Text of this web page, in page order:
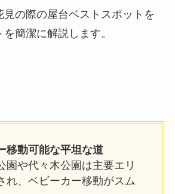
の際の屋台ベストスポットを
簡潔に解説します。
移動可能な平坦な道
園や代々木公園は主要エリ
れ、ベビーカー移動がスム